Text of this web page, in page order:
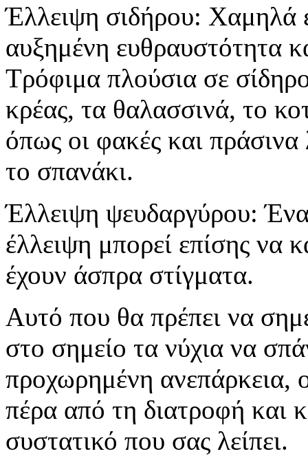
Έλλειψη σιδήρου: Χαμηλά
αυξημένη ευθραυστότητα
Τρόφιμα πλούσια σε
κρέας, τα θαλασσινά, το
όπως οι φακές και
το σπανάκι.
Έλλειψη ψευδαργύρου: Ένα
έλλειψη μπορεί επίσης να
έχουν άσπρα στίγματα.
Αυτό που θα πρέπει να
στο σημείο τα νύχια να
προχωρημένη ανεπάρκεια,
πέρα από τη διατροφή και
συστατικό που σας λείπει.